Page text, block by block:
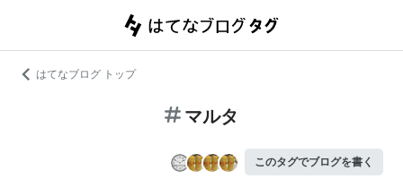
はてなブログ トップ
マルタ
このタグでブログを書く